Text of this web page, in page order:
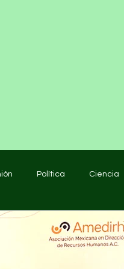
Política Ciencia